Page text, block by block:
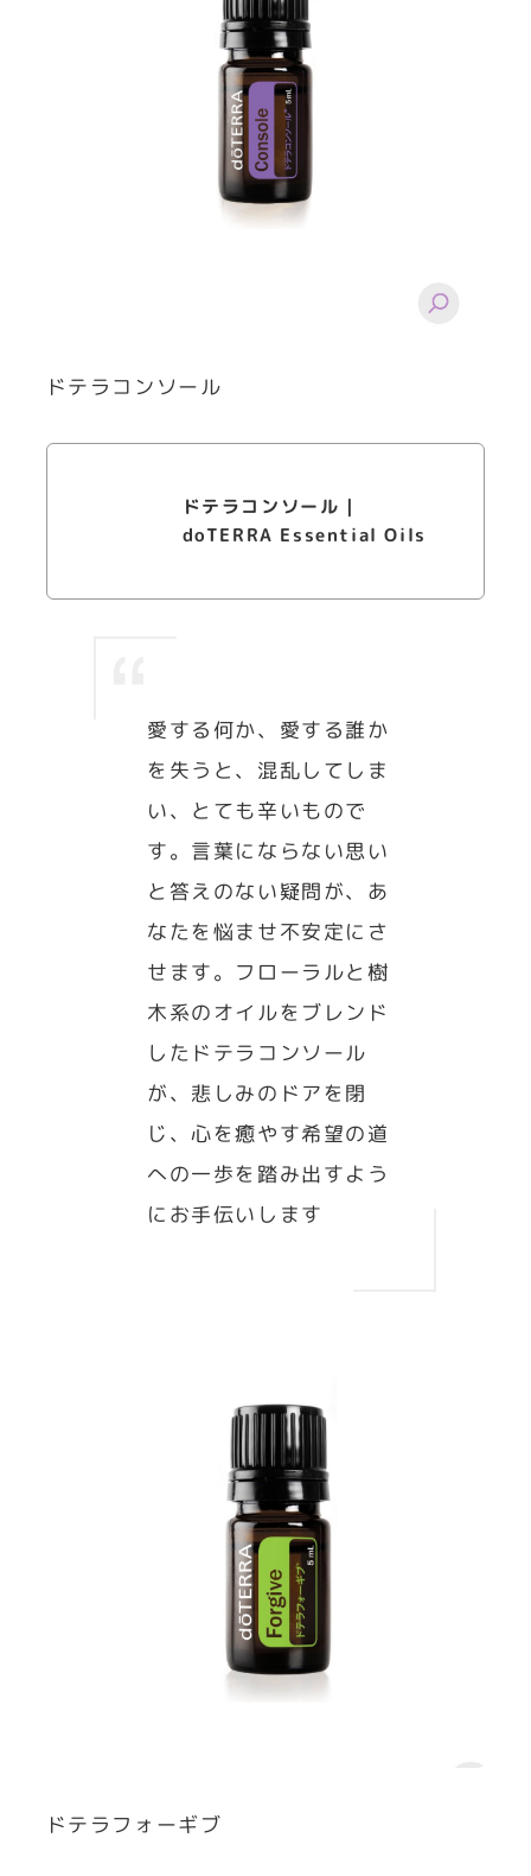
ドテラコンソール
ドテラコンソール |
doTERRA Essential Oils
愛する何か、愛する誰か
を失うと、混乱してしま
い、とても辛いもので
す。言葉にならない思い
と答えのない疑問が、あ
なたを悩ませ不安定にさ
せます。フローラルと樹
木系のオイルをブレンド
したドテラコンソール
が、悲しみのドアを閉
じ、心を癒やす希望の道
への一歩を踏み出すよう
にお手伝いします
ドテラフォーギブ